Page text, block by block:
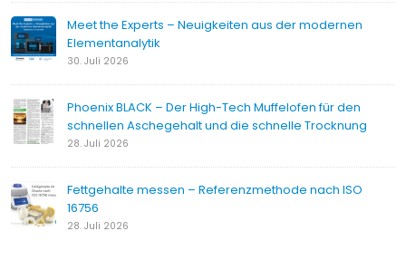
Meet the Experts – Neuigkeiten aus der modernen
Elementanalytik
30. Juli 2026
Phoenix BLACK – Der High-Tech Muffelofen für den
schnellen Aschegehalt und die schnelle Trocknung
28. Juli 2026
Fettgehalte messen – Referenzmethode nach ISO
16756
28. Juli 2026